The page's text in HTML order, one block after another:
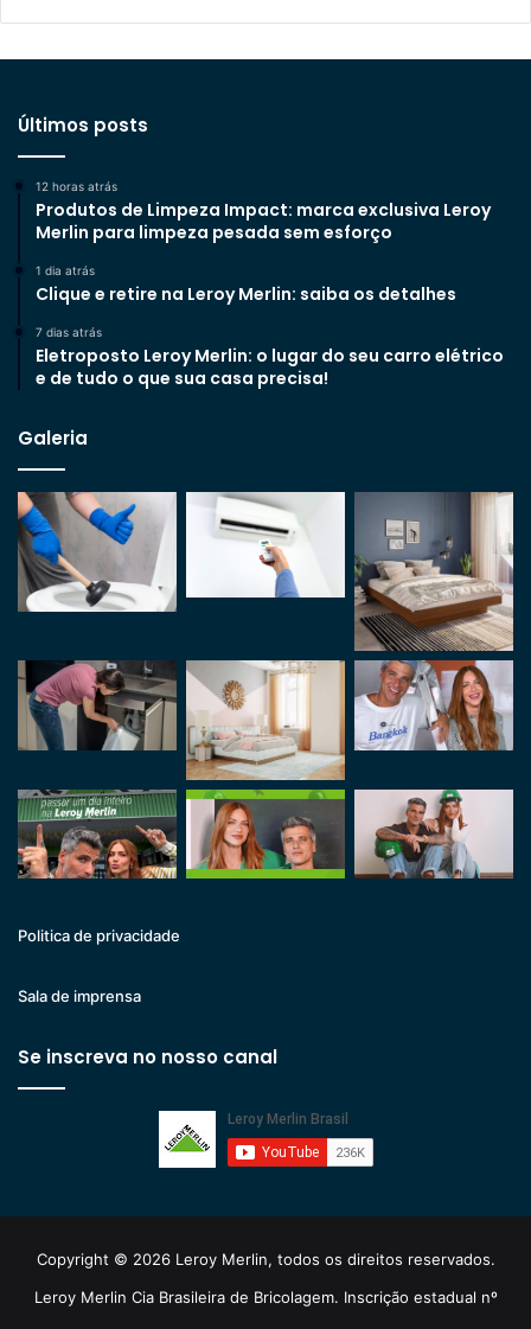
Últimos posts
12 horas atrás
Produtos de Limpeza Impact: marca exclusiva Leroy
Merlin para limpeza pesada sem esforço
1 dia atrás
Clique e retire na Leroy Merlin: saiba os detalhes
7 dias atrás
Eletroposto Leroy Merlin: o lugar do seu carro elétrico
e de tudo o que sua casa precisa!
Galeria
Politica de privacidade
Sala de imprensa
Se inscreva no nosso canal
Copyright © 2026 Leroy Merlin, todos os direitos reservados.
Leroy Merlin Cia Brasileira de Bricolagem. Inscrição estadual nº